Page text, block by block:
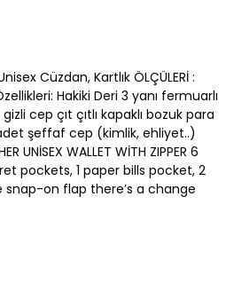
Cüzdan, Kartlık ÖLÇÜLERİ :
Hakiki Deri 3 yanı fermuarlı
cep çıt çıtlı kapaklı bozuk para
şeffaf cep (kimlik, ehliyet..)
UNİSEX WALLET WİTH ZIPPER 6
pockets, 1 paper bills pocket, 2
snap-on flap there’s a change